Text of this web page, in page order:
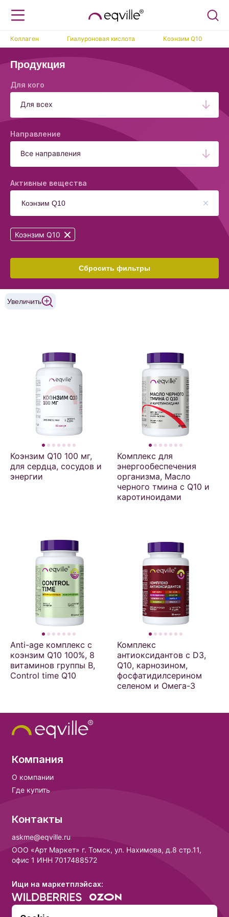
Коллаген Гиалуроновая кислота Коэнзим Q10
Продукция
Для кого
Для всех
Направление
Все направления
Активные вещества
Сбросить фильтры
Коэнзим Q10
Увеличить
Коэнзим Q10 100 мг,
для сердца, сосудов и
энергии
Комплекс для
энергообеспечения
организма, Масло
черного тмина с Q10 и
каротиноидами
Anti-age комплекс c
коэнзим Q10 100%, 8
витаминов группы B,
Control time Q10
Комплекс
антиоксидантов с D3,
Q10, карнозином,
фосфатидилсерином
селеном и Омега-3
Компания
О компании
Где купить
Контакты
askme@eqville.ru
ООО «Арт Маркет» г. Томск, ул. Нахимова, д.8 стр.11,
офис 1 ИНН 7017488572
Ищи на маркетплэйсах: